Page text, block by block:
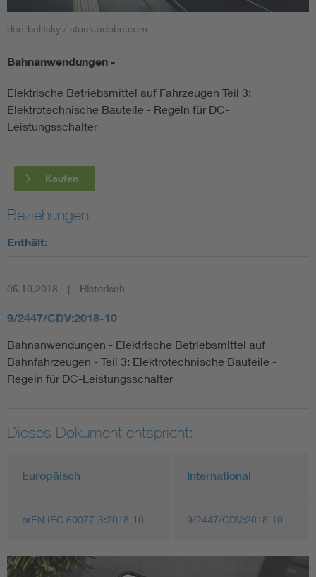
Smart Cities
DKE Fachinformationen im Kontext der Normung
Blitzschutz: DIN EN 62305 in der Übersicht
Cybersecurity in der Industrieautomatisierung
DIN VDE 0100 für sichere Elektroinstallationen
den-belitsky / stock.adobe.com
Bahnanwendungen -
Elektrische Betriebsmittel auf Fahrzeugen Teil 3:
Elektrotechnische Bauteile - Regeln für DC-
Leistungsschalter
Kaufen
Beziehungen
Enthält:
05.10.2018 Historisch
9/2447/CDV:2018-10
Bahnanwendungen - Elektrische Betriebsmittel auf
Bahnfahrzeugen - Teil 3: Elektrotechnische Bauteile -
Regeln für DC-Leistungsschalter
Dieses Dokument entspricht:
Europäisch International
prEN IEC 60077-3:2018-10 9/2447/CDV:2018-10